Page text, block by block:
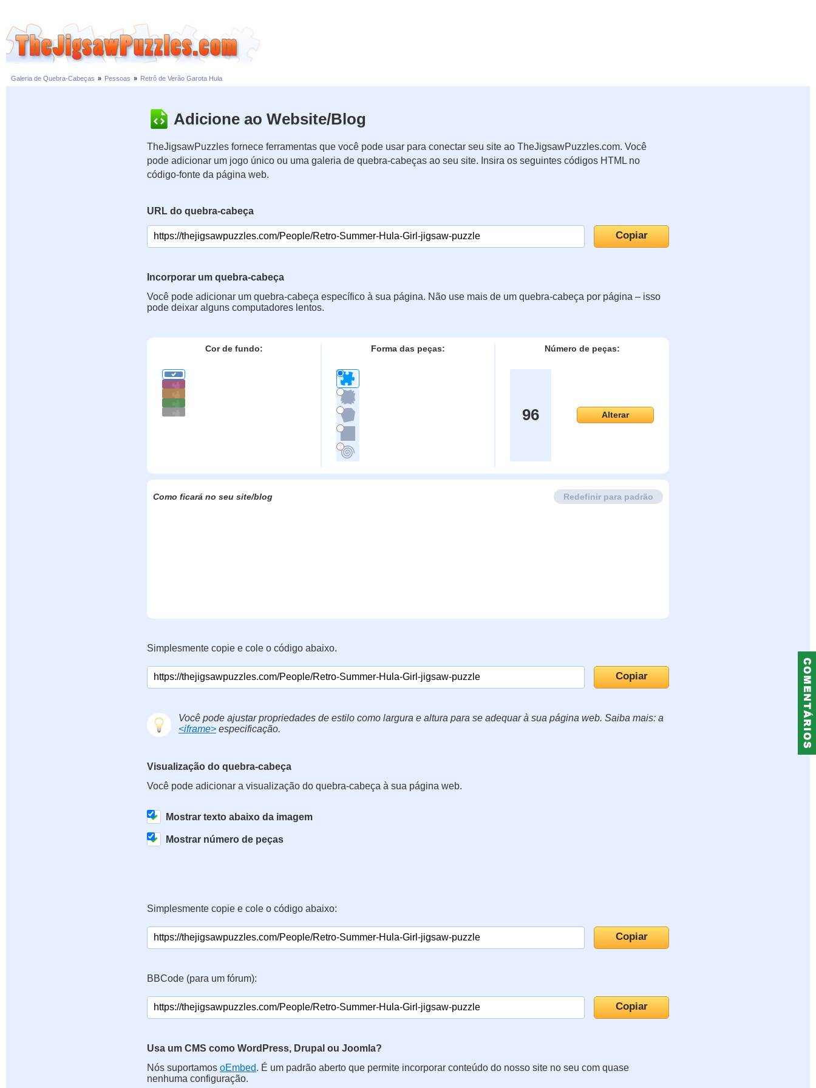
Galeria de Quebra-Cabeças » Pessoas » Retrô de Verão Garota Hula
Adicione ao Website/Blog
TheJigsawPuzzles fornece ferramentas que você pode usar para conectar seu site ao TheJigsawPuzzles.com. Você
pode adicionar um jogo único ou uma galeria de quebra-cabeças ao seu site. Insira os seguintes códigos HTML no
código-fonte da página web.
URL do quebra-cabeça
Incorporar um quebra-cabeça
Você pode adicionar um quebra-cabeça específico à sua página. Não use mais de um quebra-cabeça por página – isso
pode deixar alguns computadores lentos.
Cor de fundo: Forma das peças: Número de peças:
96 Alterar
Como ficará no seu site/blog Redefinir para padrão
Simplesmente copie e cole o código abaixo.
Você pode ajustar propriedades de estilo como largura e altura para se adequar à sua página web. Saiba mais: a
<iframe> especificação.
Visualização do quebra-cabeça
Você pode adicionar a visualização do quebra-cabeça à sua página web.
Mostrar texto abaixo da imagem
Mostrar número de peças
Simplesmente copie e cole o código abaixo:
BBCode (para um fórum):
Usa um CMS como WordPress, Drupal ou Joomla?
Nós suportamos oEmbed. É um padrão aberto que permite incorporar conteúdo do nosso site no seu com quase
nenhuma configuração.